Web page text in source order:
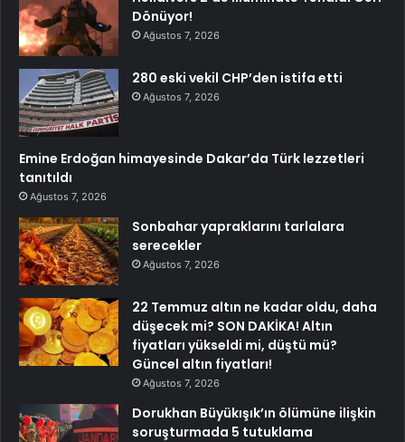
Dönüyor!
Ağustos 7, 2026
280 eski vekil CHP’den istifa etti
Ağustos 7, 2026
Emine Erdoğan himayesinde Dakar’da Türk lezzetleri
tanıtıldı
Ağustos 7, 2026
Sonbahar yapraklarını tarlalara
serecekler
Ağustos 7, 2026
22 Temmuz altın ne kadar oldu, daha
düşecek mi? SON DAKİKA! Altın
fiyatları yükseldi mi, düştü mü?
Güncel altın fiyatları!
Ağustos 7, 2026
Dorukhan Büyükışık’ın ölümüne ilişkin
soruşturmada 5 tutuklama